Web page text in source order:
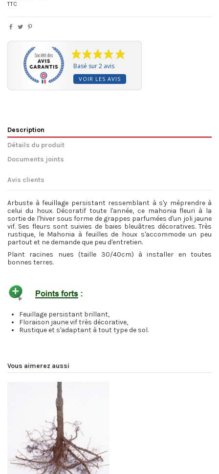
TTC
Basé sur 2 avis
VOIR LES AVIS
Description
Détails du produit
Documents joints
Avis clients
Arbuste à feuillage persistant ressemblant à s'y méprendre à
celui du houx. Décoratif toute l'année, ce mahonia fleuri à la
sortie de l'hiver sous forme de grappes parfumées d'un joli jaune
vif. Ses fleurs sont suivies de baies bleuâtres décoratives. Très
rustique, le Mahonia à feuilles de houx s'accommode un peu
partout et ne demande que peu d'entretien.
Plant racines nues (taille 30/40cm) à installer en toutes
bonnes terres.
Feuillage persistant brillant,
Floraison jaune vif très décorative,
Rustique et s'adaptant à tout type de sol.
Vous aimerez aussi